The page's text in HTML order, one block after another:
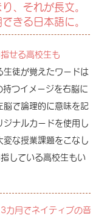
、それが長文。
きる日本語に。
せる高校生も
生徒が覚えたワードは
つイメージを右脳に
脳で論理的に意味を記
ジナルカードを使用し
変な授業課題をこなし
している高校生もい
カ月でネイティブの音